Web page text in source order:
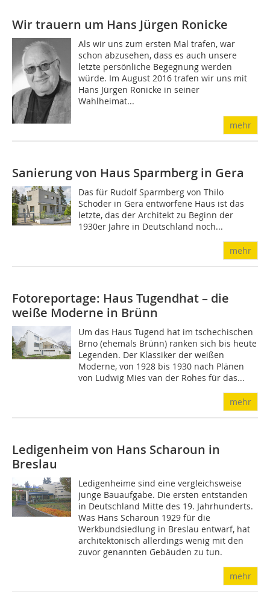
Wir trauern um Hans Jürgen Ronicke
Als wir uns zum ersten Mal trafen, war
schon abzusehen, dass es auch unsere
letzte persönliche Begegnung werden
würde. Im August 2016 trafen wir uns mit
Hans Jürgen Ronicke in seiner
Wahlheimat...
mehr
Sanierung von Haus Sparmberg in Gera
Das für Rudolf Sparmberg von Thilo
Schoder in Gera entworfene Haus ist das
letzte, das der Architekt zu Beginn der
1930er Jahre in Deutschland noch...
mehr
Fotoreportage: Haus Tugendhat – die
weiße Moderne in Brünn
Um das Haus Tugend hat im tschechischen
Brno (ehemals Brünn) ranken sich bis heute
Legenden. Der Klassiker der weißen
Moderne, von 1928 bis 1930 nach Plänen
von Ludwig Mies van der Rohes für das...
mehr
Ledigenheim von Hans Scharoun in
Breslau
Ledigenheime sind eine vergleichsweise
junge Bauaufgabe. Die ersten entstanden
in Deutschland Mitte des 19. Jahr­hunderts.
Was Hans Scharoun 1929 für die
Werkbundsiedlung in Breslau entwarf, hat
architektonisch allerdings wenig mit den
zuvor genannten Gebäuden zu tun.
mehr